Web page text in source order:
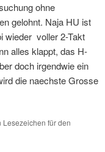
ohne
gelohnt. Naja HU ist
wieder voller 2-Takt
alles klappt, das H-
doch irgendwie ein
die naechste Grosse
für den